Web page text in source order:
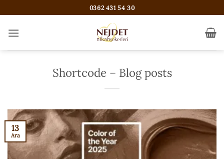
atla
0362 431 54 30
Shortcode – Blog posts
13
Ara